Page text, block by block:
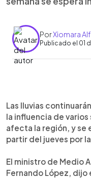
PorXiomara
Publicado el 01
► Escuchar
Las lluvias
la influencia de
afecta la región, y se
partir del jueves por
El ministro de Medio
Fernando López, dijo